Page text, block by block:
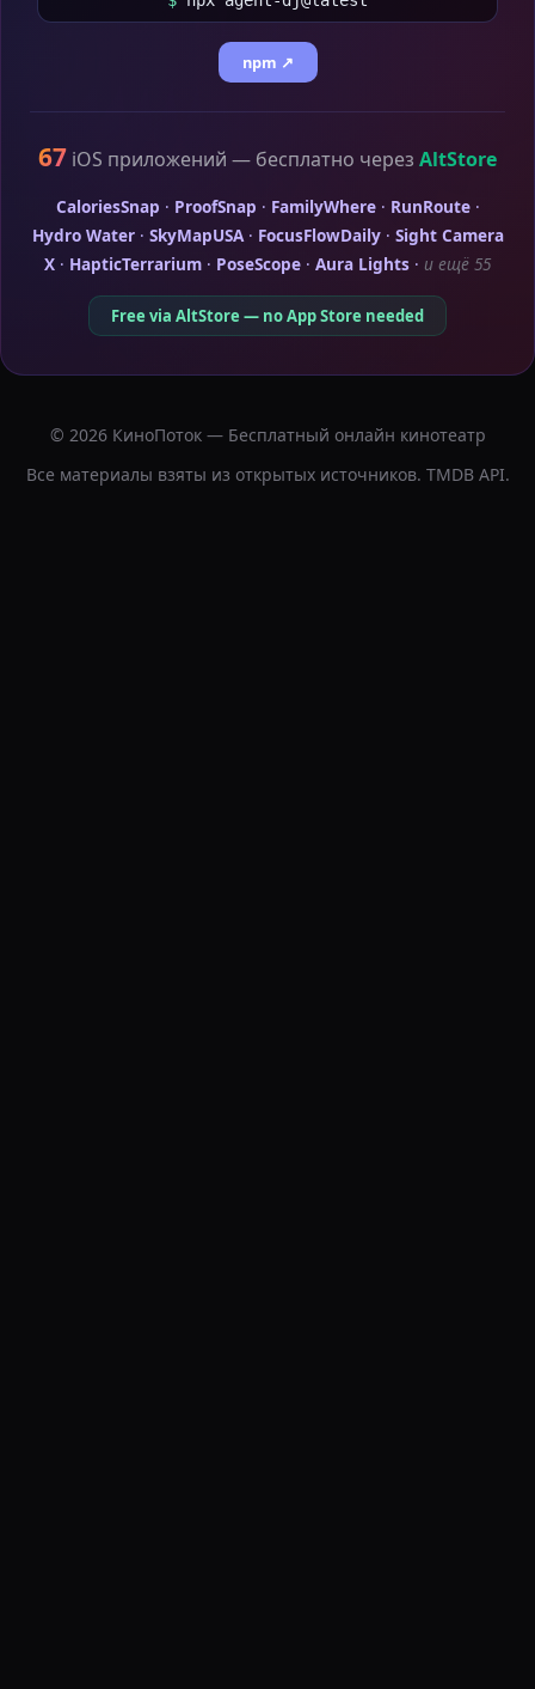
npm ↗
67 iOS приложений — бесплатно через AltStore
CaloriesSnap · ProofSnap · FamilyWhere· RunRoute·
Hydro Water· SkyMapUSA· FocusFlowDaily· Sight Camera
X · HapticTerrarium · PoseScope · Aura Lights · и ещё 55
Free via AltStore — no App Store needed
© 2026 КиноПоток — Бесплатный онлайн кинотеатр
Все материалы взяты из открытых источников. TMDB API.